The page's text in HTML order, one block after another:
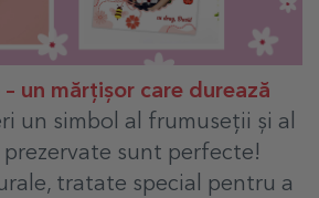
un mărțișor care durează
un simbol al frumuseții și al
sunt perfecte!
tratate special pentru a